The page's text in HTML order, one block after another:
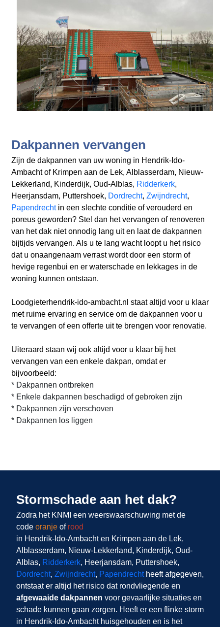
Dakpannen vervangen
Zijn de dakpannen van uw woning in Hendrik-Ido-
Ambachtof Krimpen aan de Lek, Alblasserdam, Nieuw-
Lekkerland, Kinderdijk, Oud-Alblas, Ridderkerk,
Heerjansdam, Puttershoek, Dordrecht, Zwijndrecht,
Papendrecht in een slechte conditie of verouderd en
poreus geworden? Stel dan het vervangen of renoveren
van het dak niet onnodig lang uit en laat de dakpannen
bijtijds vervangen. Als u te lang wacht loopt u het risico
dat u onaangenaam verrast wordt door een storm of
hevige regenbui en er waterschade en lekkages in de
woning kunnen ontstaan.
Loodgieterhendrik-ido-ambacht.nl staat altijd voor u klaar
met ruime ervaring en service om de dakpannen voor u
te vervangen of een offerte uit te brengen voor renovatie.
Uiteraard staan wij ook altijd voor u klaar bij het
vervangen van een enkele dakpan, omdat er
bijvoorbeeld:
* Dakpannen ontbreken
* Enkele dakpannen beschadigd of gebroken zijn
* Dakpannen zijn verschoven
* Dakpannen los liggen
Stormschade aan het dak?
Zodra het KNMI een weerswaarschuwing met de
code oranje of rood
in Hendrik-Ido-Ambacht en Krimpen aan de Lek,
Alblasserdam, Nieuw-Lekkerland, Kinderdijk, Oud-
Alblas, Ridderkerk, Heerjansdam, Puttershoek,
Dordrecht, Zwijndrecht, Papendrechtheeft afgegeven,
ontstaat er altijd het risico dat rondvliegende en
afgewaaide dakpannen voor gevaarlijke situaties en
schade kunnen gaan zorgen. Heeft er een flinke storm
in Hendrik-Ido-Ambacht huisgehouden en is het